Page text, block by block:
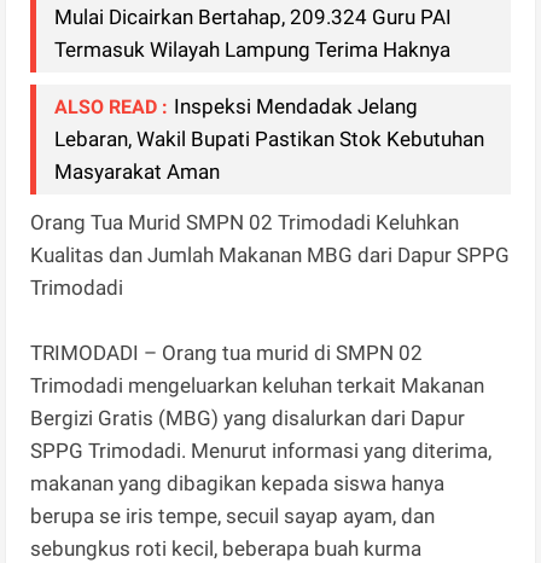
Mulai Dicairkan Bertahap, 209.324 Guru PAI
Termasuk Wilayah Lampung Terima Haknya
ALSO READ : Inspeksi Mendadak Jelang
Lebaran, Wakil Bupati Pastikan Stok Kebutuhan
Masyarakat Aman
Orang Tua Murid SMPN 02 Trimodadi Keluhkan
Kualitas dan Jumlah Makanan MBG dari Dapur SPPG
Trimodadi
TRIMODADI – Orang tua murid di SMPN 02
Trimodadi mengeluarkan keluhan terkait Makanan
Bergizi Gratis (MBG) yang disalurkan dari Dapur
SPPG Trimodadi. Menurut informasi yang diterima,
makanan yang dibagikan kepada siswa hanya
berupa se iris tempe, secuil sayap ayam, dan
sebungkus roti kecil, beberapa buah kurma